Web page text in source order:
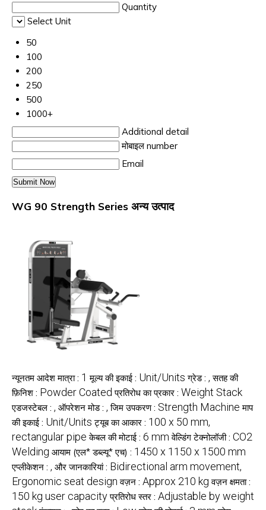
Quantity
Select Unit
50
100
200
250
500
1000+
Additional detail
मोबाइल number
Email
WG 90 Strength Series अन्य उत्पाद
न्यूनतम आदेश मात्रा : 1 मूल्य की इकाई : Unit/Units ग्रेड : , सतह की
फ़िनिश : Powder Coated प्रतिरोध का प्रकार : Weight Stack
एडजस्टेबल : , ऑपरेशन मोड : , जिम उपकरण : Strength Machine माप
की इकाई : Unit/Units ट्यूब का आकार : 100 x 50 mm,
rectangular pipe केबल की मोटाई : 6 mm वेल्डिंग टेक्नोलॉजी : CO2
Welding आयाम (एल* डब्ल्यू* एच) : 1450 x 1150 x 1500 mm
एप्लीकेशन : , और जानकारियां : Bidirectional arm movement,
Ergonomic seat design वज़न : Approx 210 kg वज़न क्षमता :
150 kg user capacity प्रतिरोध स्तर : Adjustable by weight